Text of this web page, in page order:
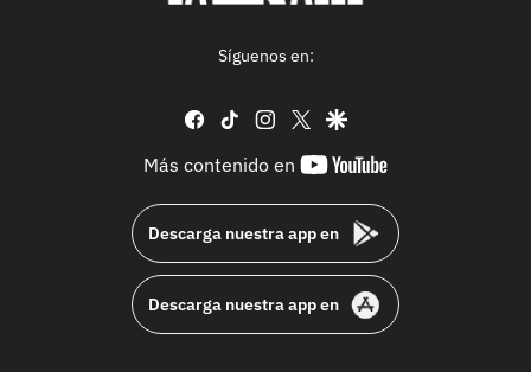
Síguenos en:
facebook
tiktok instagram
twittergoogle
Más contenido en
youtube-
Descarga nuestra app en
Descarga nuestra app en